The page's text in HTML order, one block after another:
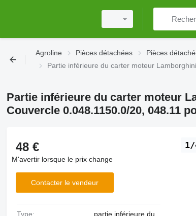
Agroline Pièces détachées Pièces
Partie inférieure du carter moteur
Partie inférieure du carter moteur
Couvercle 0.048.1150.0/20, 048.11
1/
48 €
M'avertir lorsque le prix change
Contacter le vendeur
Type:
partie inférieure du